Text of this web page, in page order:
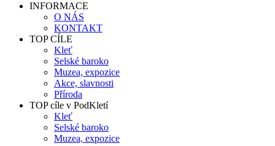
INFORMACE
O NÁS
KONTAKT
TOP CÍLE
Kleť
Selské baroko
Muzea, expozice
Akce, slavnosti
Příroda
TOP cíle v PodKletí
Kleť
Selské baroko
Muzea, expozice